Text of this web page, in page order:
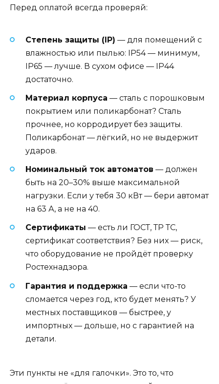
Перед оплатой всегда проверяй:
Степень защиты (IP) — для помещений с
влажностью или пылью: IP54 — минимум,
IP65 — лучше. В сухом офисе — IP44
достаточно.
Материал корпуса — сталь с порошковым
покрытием или поликарбонат? Сталь
прочнее, но корродирует без защиты.
Поликарбонат — лёгкий, но не выдержит
ударов.
Номинальный ток автоматов — должен
быть на 20–30% выше максимальной
нагрузки. Если у тебя 30 кВт — бери автомат
на 63 А, а не на 40.
Сертификаты — есть ли ГОСТ, ТР ТС,
сертификат соответствия? Без них — риск,
что оборудование не пройдёт проверку
Ростехнадзора.
Гарантия и поддержка — если что-то
сломается через год, кто будет менять? У
местных поставщиков — быстрее, у
импортных — дольше, но с гарантией на
детали.
Эти пункты не «для галочки». Это то, что